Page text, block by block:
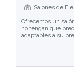
Salones de
Ofrecemos un
no tengan que
adaptables a su